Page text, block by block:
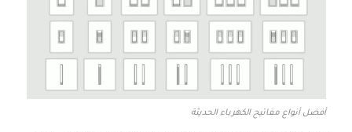
أفضل أنواع مفاتيح الكهرباء الحديثة